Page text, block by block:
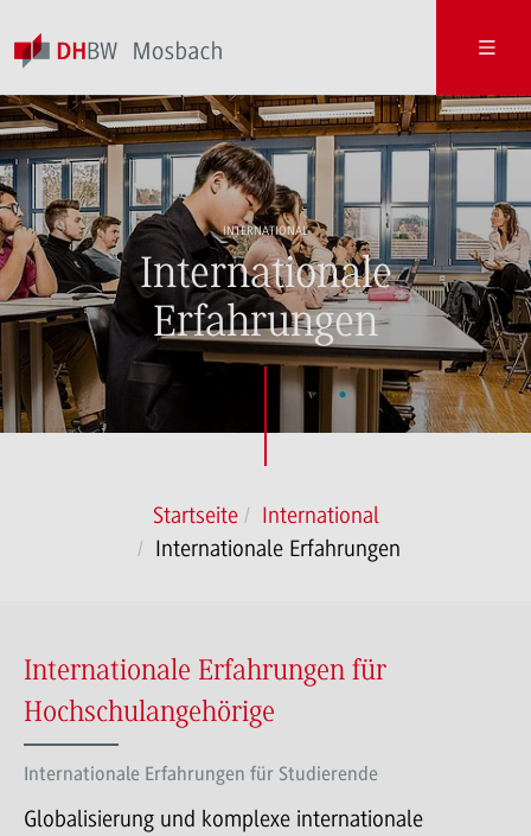
INTERNATIONAL
Internationale
Erfahrungen
Startseite
International
Internationale Erfahrungen
Internationale Erfahrungen für
Hochschulangehörige
Internationale Erfahrungen für Studierende
Globalisierung und komplexe internationale